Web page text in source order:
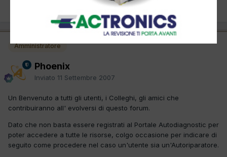
Pagina 1 di 10
Amministratore
Phoenix
Inviato 11 Settembre 2007
Un Benvenuto a tutti gli utenti, i Colleghi, gli amici che
contribuiranno all' evolversi di questo forum.
Dato che non basta essere registrati al Portale Autodiagnostic per
poter accedere a tutte le risorse, colgo occasione per indicare di
seguito come procedere nel caso un'utente sia un'Autoriparatore.